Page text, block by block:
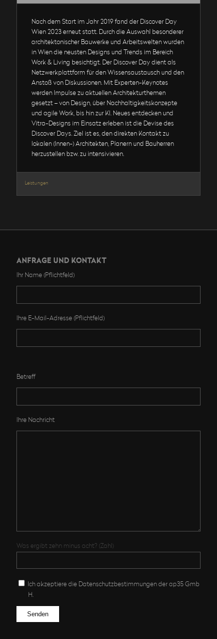
Nach dem Start im Jahr 2019 fand der Discover Day
Wien 2023 erneut statt. Durch die Auswahl besonderer
architektonischer Bauwerke und Arbeitswelten wurden
in Wien die neusten Designs und Trends im Bereich
Work & Living besichtigt. Der Discover Day dient als
Netzwerkplattform für den Wissensaustausch und den
Anstoß von Diskussionen. Mit Experten-Keynotes
werden Impulse zu aktuellen Architekturthemen
gesetzt – von Design, über Nachhaltigkeitskonzepte
und agile Work, bis hin zur KI. Neues entdecken und
Vitra-Designs im Einsatz erleben ist die Devise des
Discover Days. Ziel ist es, den direkten Kontakt zu
lokalen (Innen-) Architekten, Planern und Bauherren
herzustellen bzw. zu intensivieren.
Leistungen
ANFRAGE UND KONTAKT
Ihr Name (Pflichtfeld)
Ihre E-Mail-Adresse (Pflichtfeld)
Betreff
Ihre Nachricht
Was ergibt zehn minus acht? (Zahl)
Ich akzeptiere die Datenschutz­bestimmungen der ap35 Gmb
H.
Bitte lasse dieses Feld leer.